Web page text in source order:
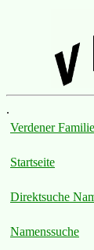
.
Verdener
Startseite
Direktsuche
Namenssuche